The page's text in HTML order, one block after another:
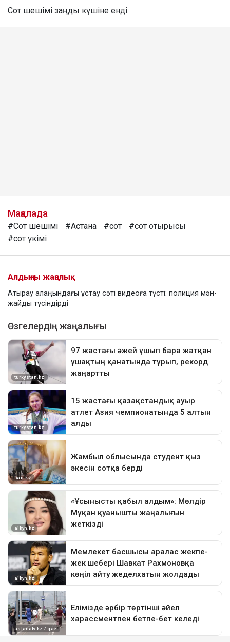
Сот шешімі заңды күшіне енді.
Мақалада
#Сот шешімі #Астана #сот
#сот отырысы
#сот үкімі
Алдыңғы жаңалық
Атырау алаңындағы ұстау сәті видеоға түсті: полиция мән-
жайды түсіндірді